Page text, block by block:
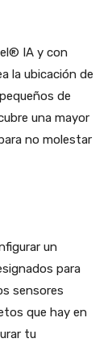
IA y con
la ubicación de
de
una mayor
no molestar
un
para
sensores
que hay en
tu